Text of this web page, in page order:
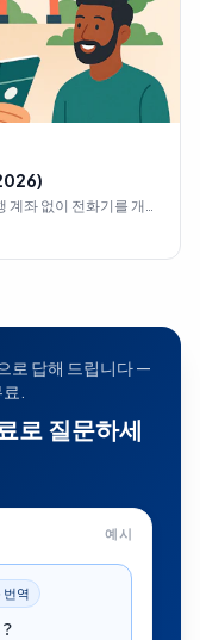
좌 없이 전화기를 개통
로 답해 드립니다 —
.
로 질문하세
예시
근처 주민에게 공개되
번역